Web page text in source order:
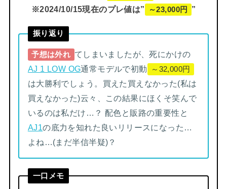
※2024/10/15現在のプレ値は” ～23,000円 ”
振り返り
予想は外れ てしまいましたが、死にかけの
AJ 1 LOW OG通常モデルで初動 ～32,000円
は大勝利でしょう。買えた買えなかった(私は
買えなかった)云々、この結果にほくそ笑んで
いるのは私だけ…？ 配色と販路の重要性と
AJ1の底力を知れた良いリリースになった…
よね…(まだ半信半疑)？
一口メモ